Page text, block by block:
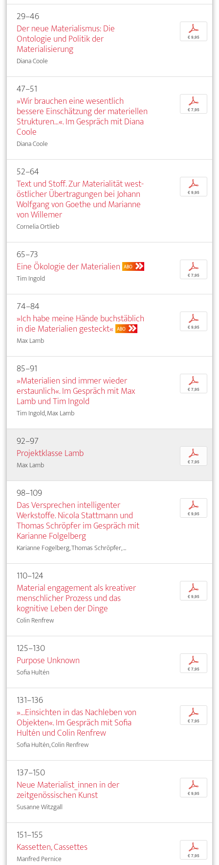
29–46
Der neue Materialismus: Die
Ontologie und Politik der
Materialisierung
Diana Coole
p
€ 9,95
47–51
»Wir brauchen eine wesentlich
bessere Einschätzung der materiellen
Strukturen...«. Im Gespräch mit Diana
Coole
Diana Coole
p
€ 7,95
52–64
Text und Stoff. Zur Materialität west-
östlicher Übertragungen bei Johann
Wolfgang von Goethe und Marianne
von Willemer
Cornelia Ortlieb
p
€ 9,95
65–73
Eine Ökologie der Materialien ABO
Tim Ingold
p
€ 7,95
74–84
»Ich habe meine Hände buchstäblich
in die Materialien gesteckt« ABO
Max Lamb
p
€ 9,95
85–91
»Materialien sind immer wieder
erstaunlich«. Im Gespräch mit Max
Lamb und Tim Ingold
Tim Ingold, Max Lamb
p
€ 7,95
92–97
Projektklasse Lamb
Max Lamb
p
€ 7,95
98–109
Das Versprechen intelligenter
Werkstoffe. Nicola Stattmann und
Thomas Schröpfer im Gespräch mit
Karianne Folgelberg
Karianne Fogelberg, Thomas Schröpfer, ...
p
€ 9,95
110–124
Material engagement als kreativer
menschlicher Prozess und das
kognitive Leben der Dinge
Colin Renfrew
p
€ 9,95
125–130
Purpose Unknown
Sofia Hultén
p
€ 7,95
131–136
»...Einsichten in das Nachleben von
Objekten«. Im Gespräch mit Sofia
Hultén und Colin Renfrew
Sofia Hultén, Colin Renfrew
p
€ 7,95
137–150
Neue Materialist_innen in der
zeitgenössischen Kunst
Susanne Witzgall
p
€ 9,95
151–155
Kassetten, Cassettes
Manfred Pernice
p
€ 7,95